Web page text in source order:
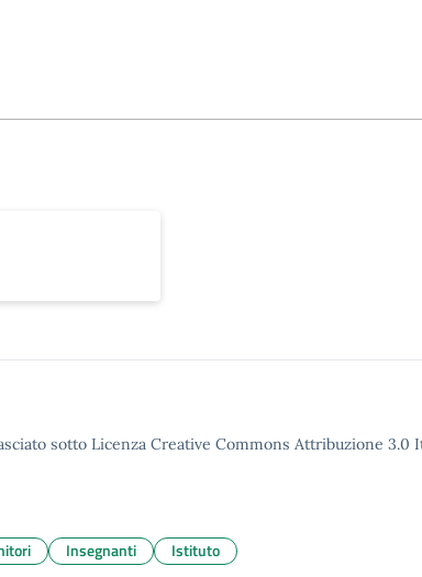
sotto Licenza Creative Commons Attribuzione 3.0
Insegnanti Istituto